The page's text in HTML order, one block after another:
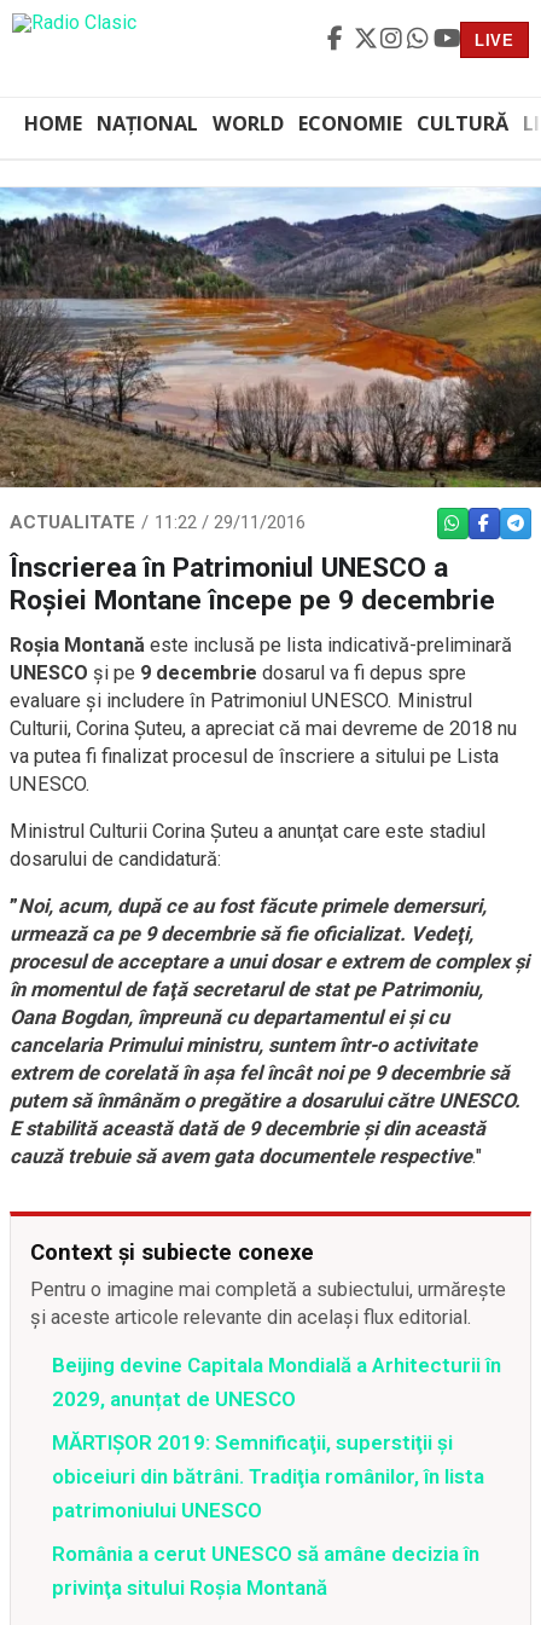
LIVE
HOME NAȚIONAL WORLD ECONOMIE CULTURĂ
ACTUALITATE 11:22 / 29/11/2016 WHATSAPP
Înscrierea în Patrimoniul UNESCO a
Roşiei Montane începe pe 9 decembrie
Roşia Montană este inclusă pe lista indicativă-preliminară
UNESCO şi pe 9 decembrie dosarul va fi depus spre
evaluare şi includere în Patrimoniul UNESCO. Ministrul
Culturii, Corina Şuteu, a apreciat că mai devreme de 2018 nu
va putea fi finalizat procesul de înscriere a sitului pe Lista
UNESCO.
Ministrul Culturii Corina Şuteu a anunţat care este stadiul
dosarului de candidatură:
”Noi, acum, după ce au fost făcute primele demersuri,
urmează ca pe 9 decembrie să fie oficializat. Vedeţi,
procesul de acceptare a unui dosar e extrem de complex şi
în momentul de faţă secretarul de stat pe Patrimoniu,
Oana Bogdan, împreună cu departamentul ei şi cu
cancelaria Primului ministru, suntem într-o activitate
extrem de corelată în aşa fel încât noi pe 9 decembrie să
putem să înmânăm o pregătire a dosarului către UNESCO.
E stabilită această dată de 9 decembrie şi din această
cauză trebuie să avem gata documentele respective."
Context și subiecte conexe
Pentru o imagine mai completă a subiectului, urmărește
și aceste articole relevante din același flux editorial.
Beijing devine Capitala Mondială a Arhitecturii în
2029, anunțat de UNESCO
MĂRTIŞOR 2019: Semnificaţii, superstiţii şi
obiceiuri din bătrâni. Tradiţia românilor, în lista
patrimoniului UNESCO
România a cerut UNESCO să amâne decizia în
privinţa sitului Roşia Montană